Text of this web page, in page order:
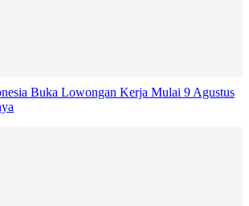
Buka Lowongan Kerja Mulai 9 Agustus